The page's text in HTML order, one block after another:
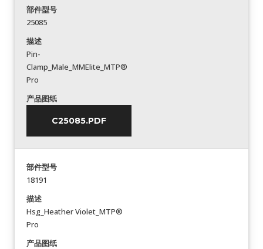
部件型号
25085
描述
Pin-
Clamp_Male_MMElite_MTP®
Pro
产品图纸
C25085.PDF
部件型号
18191
描述
Hsg_Heather Violet_MTP®
Pro
产品图纸